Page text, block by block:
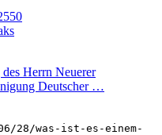
Herrn Neuerer
Deutscher …
28/was-ist-es-einem-